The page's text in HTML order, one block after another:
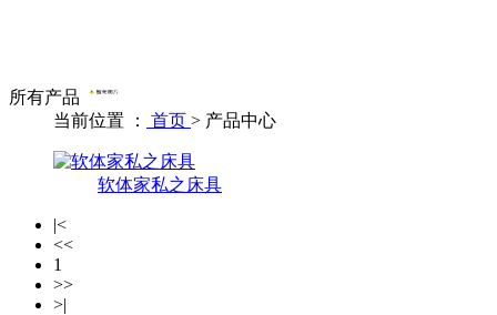
所有产品
当前位置 ：
首页 > 产品中心
软体家私之床具
|<
<<
1
>>
>|